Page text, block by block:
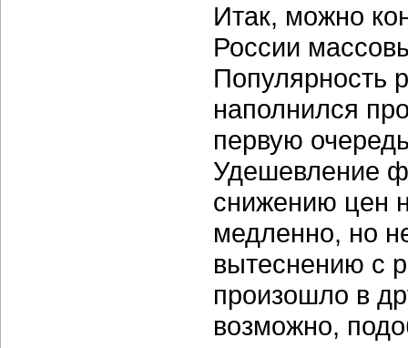
Итак, можно
России
Популярность
наполнился
первую
Удешевление
снижению цен
медленно, но
вытеснению с
произошло в
возможно,